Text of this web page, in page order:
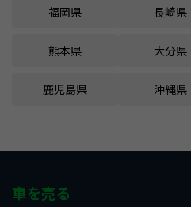
福岡県 長崎県
熊本県 大分県
鹿児島県 沖縄県
車を売る